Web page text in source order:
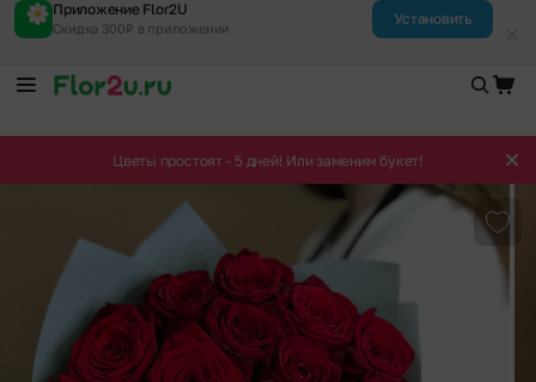
Приложение Flor2U
Скидка 300₽ в приложении
Установить
Цветы простоят - 5 дней! Или заменим букет!